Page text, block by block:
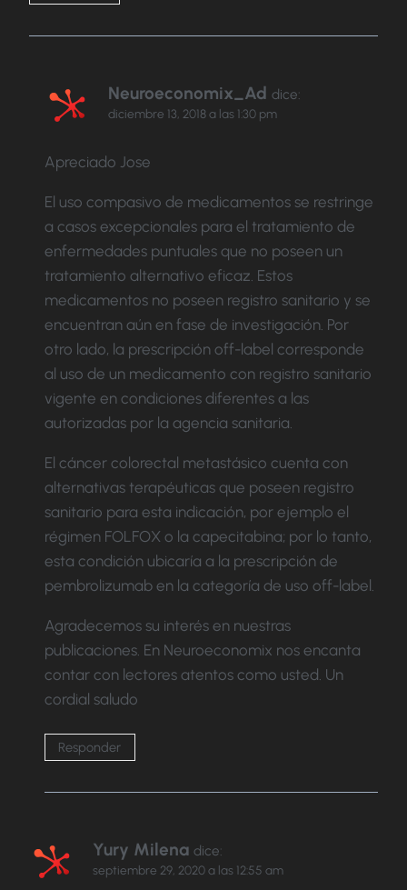
Neuroeconomix_Ad dice:
diciembre 13, 2018 a las 1:30 pm
Apreciado Jose
El uso compasivo de medicamentos se restringe
a casos excepcionales para el tratamiento de
enfermedades puntuales que no poseen un
tratamiento alternativo eficaz. Estos
medicamentos no poseen registro sanitario y se
encuentran aún en fase de investigación. Por
otro lado, la prescripción off-label corresponde
al uso de un medicamento con registro sanitario
vigente en condiciones diferentes a las
autorizadas por la agencia sanitaria.
El cáncer colorectal metastásico cuenta con
alternativas terapéuticas que poseen registro
sanitario para esta indicación, por ejemplo el
régimen FOLFOX o la capecitabina; por lo tanto,
esta condición ubicaría a la prescripción de
pembrolizumab en la categoría de uso off-label.
Agradecemos su interés en nuestras
publicaciones. En Neuroeconomix nos encanta
contar con lectores atentos como usted. Un
cordial saludo
Responder
Yury Milena dice:
septiembre 29, 2020 a las 12:55 am